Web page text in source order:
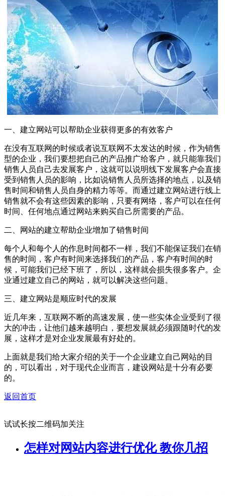
一、建立网站可以帮助企业获得更多的有效客户
在没有互联网的时候或者说互联网不太发达的时候，作为销售
型的企业，我们要想把自己的产品推广给客户，就只能靠我们
销售人员自己去发展客户，这就可以说明线下发展客户会直接
受到销售人员的影响，比如说销售人员所选择的地点，以及销
售时间和销售人员自身的精力等等。而通过建立网站进行线上
销售就不会有这些因素的影响，只要有网络，客户可以在任何
时间、任何地点通过网站来购买自己所需要的产品。
二、网站的建立帮助企业增加了销售时间
每个人和每个人的作息时间都不一样，我们不能保证我们在销
售的时间，客户有时间来选择我们的产品，客户有时间的时
候，可能我们已经下班了，所以，这样就会损失很多客户。企
业通过建立自己的网站，就可以解决这些问题。
三、建立网站是顺应时代的发展
近几年来，互联网不断的高速发展，使一些实体企业受到了很
大的冲击，让他们越来越明白，要想发展就必须跟随时代的发
展，这样才是对企业发展最有好处的。
上面就是我们给大家介绍的关于一个企业建立自己网站的目
的，可以看出，对于现代企业而言，建设网站是十分有必要
的。
返回首页
试试长按二维码加关注
怎样对网站内容进行优化 教你几招